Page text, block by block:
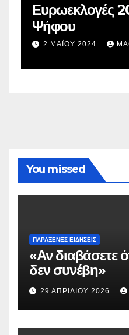
Ευρωεκλογές
Ψήφου
2 ΜΑΪ́ΟΥ 2024
You missed
ΠΑΡΆΞΕΝΕΣ ΕΙΔΉΣΕΙΣ
«Αν διαβάσετε
δεν συνέβη»
29 ΑΠΡΙΛΊΟΥ 2026